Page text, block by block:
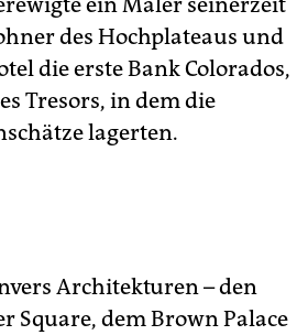
des Hochplateaus und
die erste Bank Colorados,
Tresors, in dem die
lagerten.
Architekturen – den
Square, dem Brown Palace